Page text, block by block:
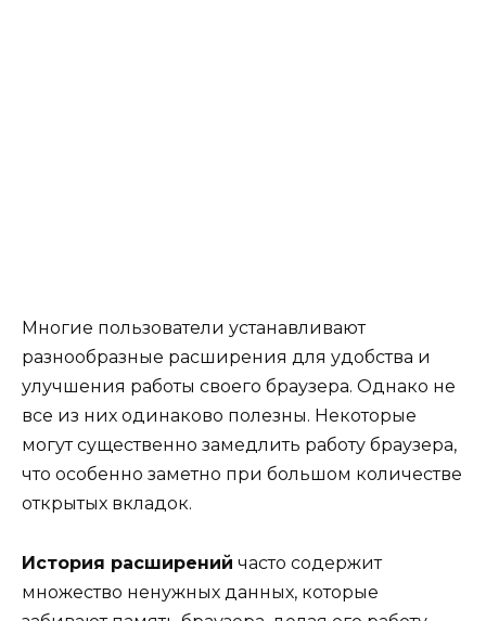
Многие пользователи устанавливают
разнообразные расширения для удобства и
улучшения работы своего браузера. Однако не
все из них одинаково полезны. Некоторые
могут существенно замедлить работу браузера,
что особенно заметно при большом количестве
открытых вкладок.
История расширений часто содержит
множество ненужных данных, которые